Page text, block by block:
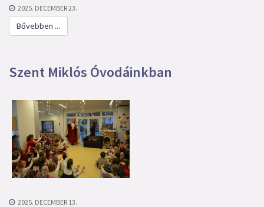
2025. DECEMBER 23.
Bővebben ...
Szent Miklós Óvodáinkban
2025. DECEMBER 13.